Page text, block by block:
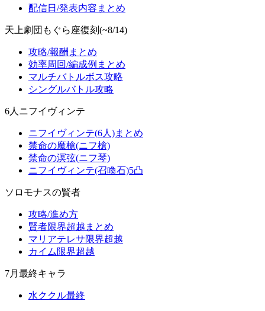
配信日/発表内容まとめ
天上劇団もぐら座復刻(~8/14)
攻略/報酬まとめ
効率周回/編成例まとめ
マルチバトルボス攻略
シングルバトル攻略
6人ニフイヴィンテ
ニフイヴィンテ(6人)まとめ
禁命の魔槍(ニフ槍)
禁命の溟弦(ニフ琴)
ニフイヴィンテ(召喚石)5凸
ソロモナスの賢者
攻略/進め方
賢者限界超越まとめ
マリアテレサ限界超越
カイム限界超越
7月最終キャラ
水ククル最終